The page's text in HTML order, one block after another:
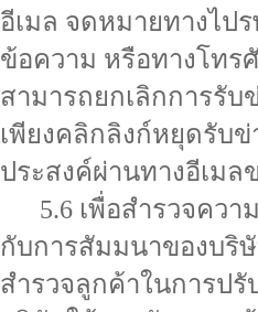
อีเมล จดหมายทางไป
ข้อความ หรือทางโทร
สามารถยกเลิกการรับ
เพียงคลิกลิงก์หยุดรับ
ประสงค์ผ่านทางอีเมล
5.6 เพื่อสำรวจควา
กับการสัมมนาของบริ
สำรวจลูกค้าในการปรั